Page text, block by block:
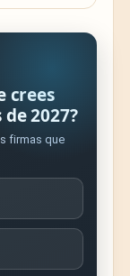
crees
2027?
firmas que